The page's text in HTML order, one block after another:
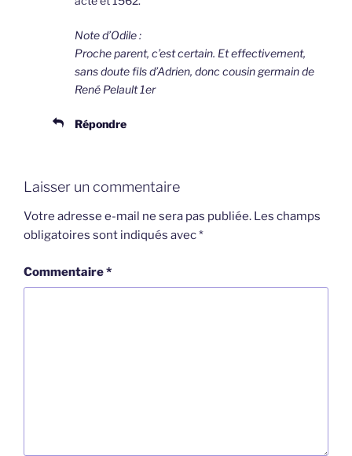
Note d’Odile :
Proche parent, c’est certain. Et effectivement,
sans doute fils d’Adrien, donc cousin germain de
René Pelault 1er
Répondre
Laisser un commentaire
Votre adresse e-mail ne sera pas publiée. Les champs
obligatoires sont indiqués avec*
Commentaire*